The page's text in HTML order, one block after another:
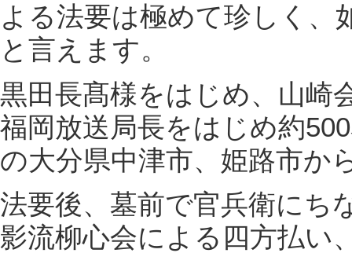
よる法要は極めて珍しく、
と言えます。
黒田長髙様をはじめ、山崎
福岡放送局長をはじめ約
の大分県中津市、姫路市か
法要後、墓前で官兵衛にち
影流柳心会による四方払い